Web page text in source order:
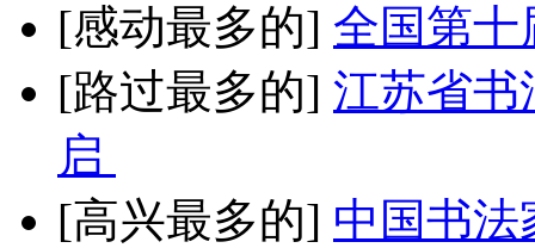
[感动最多的] 全国第十
[路过最多的] 江苏省书
启
[高兴最多的] 中国书法